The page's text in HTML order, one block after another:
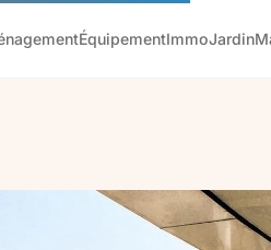
ÉquipementImmoJardin